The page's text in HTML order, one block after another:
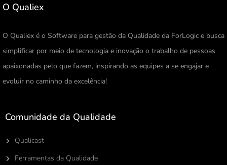
O Qualiex
O Qualiex é o Software para gestão da Qualidade da ForLogic e busca
simplificar por meio de tecnologia e inovação o trabalho de pessoas
apaixonadas pelo que fazem, inspirando as equipes a se engajar e
evoluir no caminho da excelência!
Comunidade da Qualidade
Qualicast
Ferramentas da Qualidade